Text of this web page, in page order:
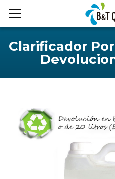
Clarificador